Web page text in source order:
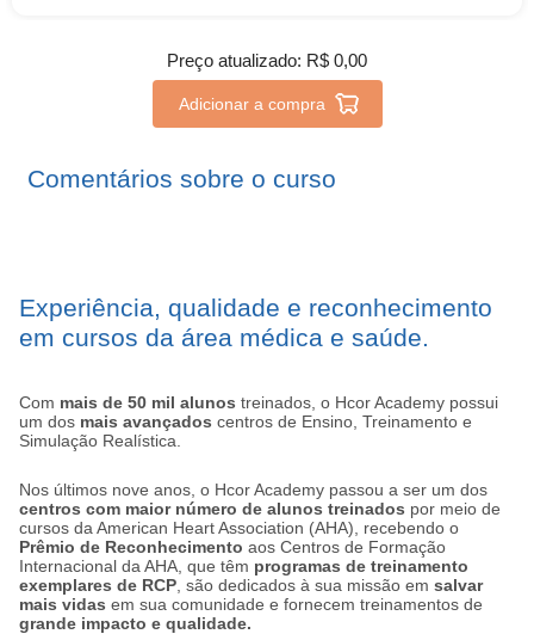
Preço atualizado: R$ 0,00
Adicionar a compra
Comentários sobre o curso
Experiência, qualidade e reconhecimento
em cursos da área médica e saúde.
Com mais de 50 mil alunos treinados, o Hcor Academy possui
um dos mais avançados centros de Ensino, Treinamento e
Simulação Realística.
Nos últimos nove anos, o Hcor Academy passou a ser um dos
centros com maior número de alunos treinados por meio de
cursos da American Heart Association (AHA), recebendo o
Prêmio de Reconhecimento aos Centros de Formação
Internacional da AHA, que têm programas de treinamento
exemplares de RCP , são dedicados à sua missão em salvar
mais vidas em sua comunidade e fornecem treinamentos de
grande impacto e qualidade.